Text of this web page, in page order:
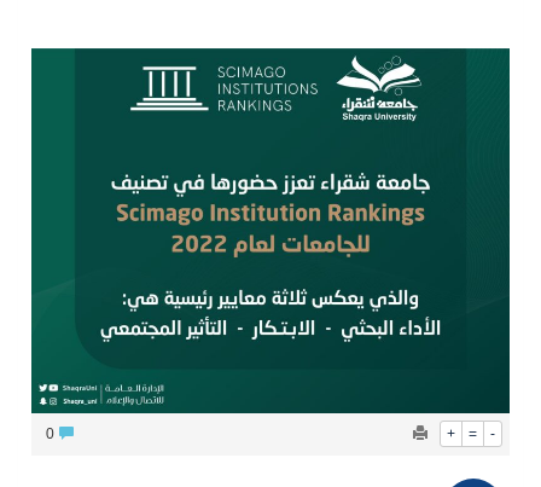
محافظ عفيف يؤدي صلاة عيد الأضحى
+ = -